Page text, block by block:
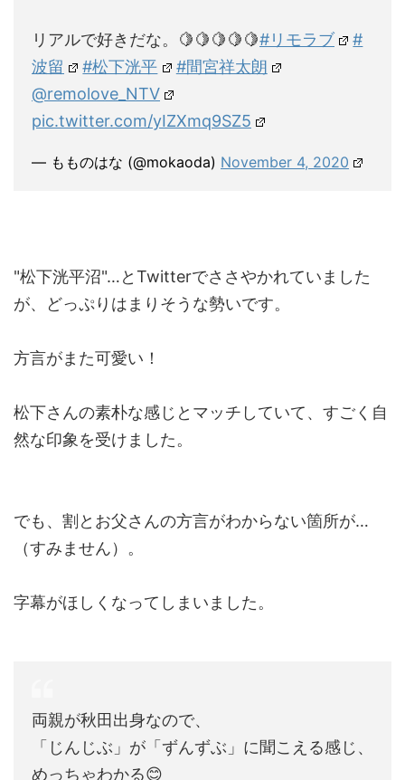
リアルで好きだな。🍋🍋🍋🍋🍋#リモラブ
#
波留
#松下洸平
#間宮祥太朗
@remolove_NTV
pic.twitter.com/yIZXmq9SZ5
— もものはな (@mokaoda) November 4, 2020
"松下洸平沼"…とTwitterでささやかれていました
が、どっぷりはまりそうな勢いです。
方言がまた可愛い！
松下さんの素朴な感じとマッチしていて、すごく自
然な印象を受けました。
でも、割とお父さんの方言がわからない箇所が…
（すみません）。
字幕がほしくなってしまいました。
両親が秋田出身なので、
「じんじぶ」が「ずんずぶ」に聞こえる感じ、
めっちゃわかる😊